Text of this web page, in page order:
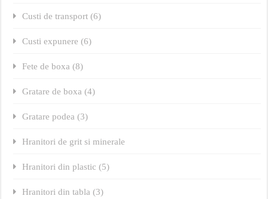
Custi de transport (6)
Custi expunere (6)
Fete de boxa (8)
Gratare de boxa (4)
Gratare podea (3)
Hranitori de grit si minerale
Hranitori din plastic (5)
Hranitori din tabla (3)